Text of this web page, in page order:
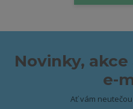
Novinky, akce
e-
Ať vám